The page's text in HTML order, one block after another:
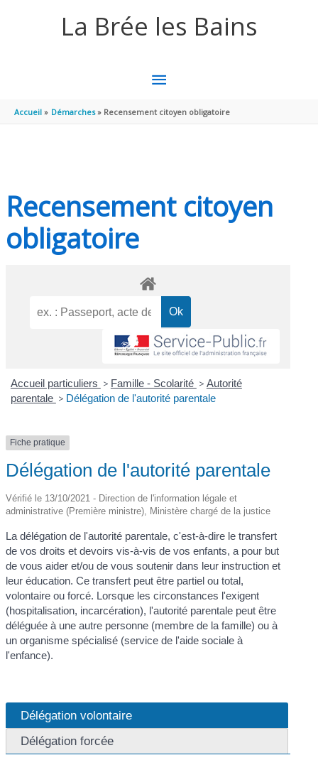
La Brée les Bains
MENU
PRINCIPAL
Accueil Démarches Recensement citoyen obligatoire
Recensement citoyen
obligatoire
Accueil particuliers > Famille - Scolarité > Autorité
parentale > Délégation de l'autorité parentale
Fiche pratique
Délégation de l'autorité parentale
Vérifié le 13/10/2021 - Direction de l'information légale et
administrative (Première ministre), Ministère chargé de la justice
La délégation de l'autorité parentale, c'est-à-dire le transfert
de vos droits et devoirs vis-à-vis de vos enfants, a pour but
de vous aider et/ou de vous soutenir dans leur instruction et
leur éducation. Ce transfert peut être partiel ou total,
volontaire ou forcé. Lorsque les circonstances l'exigent
(hospitalisation, incarcération), l'autorité parentale peut être
déléguée à une autre personne (membre de la famille) ou à
un organisme spécialisé (service de l'aide sociale à
l'enfance).
Délégation volontaire
Délégation forcée